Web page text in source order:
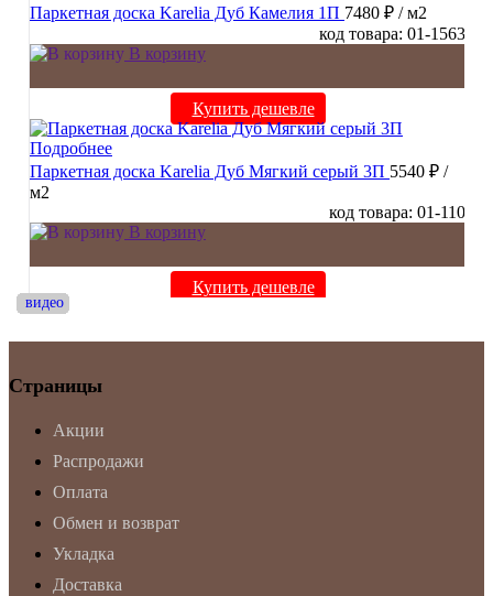
видео
видео
видео
видео
видео
видео
видео
видео
видео
Паркетная доска Karelia Дуб Камелия 1П 7480 ₽ / м2
код товара: 01-1563
В корзину
Купить дешевле
Подробнее
видео
Паркетная доска Karelia Дуб Мягкий серый 3П 5540 ₽ /
м2
код товара: 01-110
В корзину
Купить дешевле
Страницы
Акции
Распродажи
Оплата
Обмен и возврат
Укладка
Доставка